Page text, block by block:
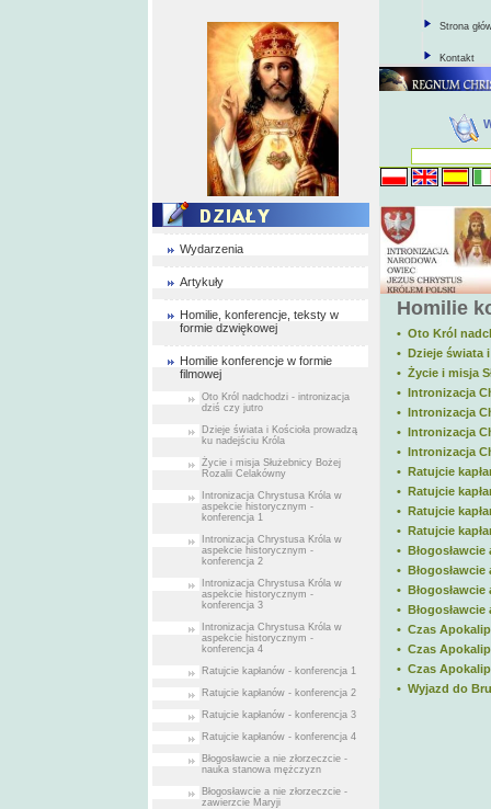
Wydarzenia
Artykuły
Homilie, konferencje, teksty w
formie dzwiękowej
Homilie konferencje w formie
filmowej
Oto Król nadchodzi - intronizacja
dziś czy jutro
Dzieje świata i Kościoła prowadzą
ku nadejściu Króla
Życie i misja Służebnicy Bożej
Rozalii Celakówny
Intronizacja Chrystusa Króla w
aspekcie historycznym -
konferencja 1
Intronizacja Chrystusa Króla w
aspekcie historycznym -
konferencja 2
Intronizacja Chrystusa Króla w
aspekcie historycznym -
konferencja 3
Intronizacja Chrystusa Króla w
aspekcie historycznym -
konferencja 4
Ratujcie kapłanów - konferencja 1
Ratujcie kapłanów - konferencja 2
Ratujcie kapłanów - konferencja 3
Ratujcie kapłanów - konferencja 4
Błogosławcie a nie złorzeczcie -
nauka stanowa mężczyzn
Błogosławcie a nie złorzeczcie -
zawierzcie Maryji
Strona
Kontakt
Homilie
• Oto Król
• Dzieje świata
• Życie i misja
• Intronizacja
• Intronizacja
• Intronizacja
• Intronizacja
• Ratujcie
• Ratujcie
• Ratujcie
• Ratujcie
•
•
•
•
• Czas
• Czas
• Czas
• Wyjazd do